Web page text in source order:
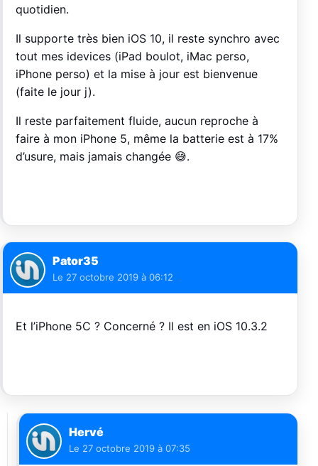
quotidien.
Il supporte très bien iOS 10, il reste synchro avec
tout mes idevices (iPad boulot, iMac perso,
iPhone perso) et la mise à jour est bienvenue
(faite le jour j).
Il reste parfaitement fluide, aucun reproche à
faire à mon iPhone 5, même la batterie est à 17%
d’usure, mais jamais changée 😅.
Pator35
Le 27 octobre 2019 à 06:12
Et l’iPhone 5C ? Concerné ? Il est en iOS 10.3.2
Hervé
Le 27 octobre 2019 à 07:35